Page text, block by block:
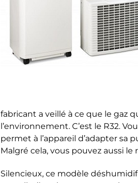
fabricant a veillé à ce que le gaz
l’environnement. C’est le R32.
permet à l’appareil d’adapter sa
Malgré cela, vous pouvez aussi
Silencieux, ce modèle